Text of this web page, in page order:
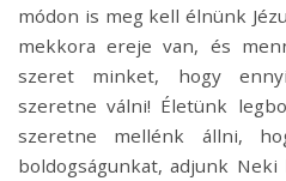
módon is meg kell élnünk
mekkora ereje van, és
szeret minket, hogy
szeretne válni! Életünk
szeretne mellénk állni,
boldogságunkat, adjunk